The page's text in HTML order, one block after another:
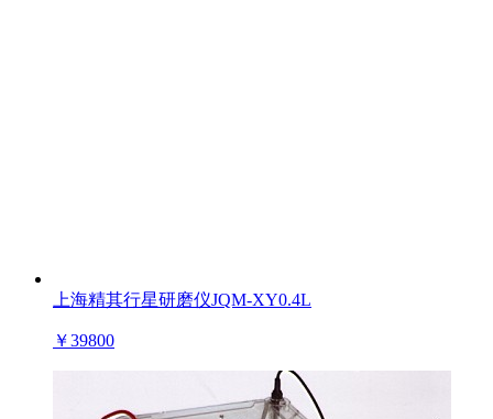
上海精其行星研磨仪JQM-XY0.4L
￥39800